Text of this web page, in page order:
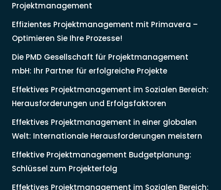
Projektmanagement
Effizientes Projektmanagement mit Primavera –
Optimieren Sie Ihre Prozesse!
Die PMD Gesellschaft für Projektmanagement
mbH: Ihr Partner für erfolgreiche Projekte
Effektives Projektmanagement im Sozialen Bereich:
Herausforderungen und Erfolgsfaktoren
Effektives Projektmanagement in einer globalen
Welt: Internationale Herausforderungen meistern
Effektive Projektmanagement Budgetplanung:
Schlüssel zum Projekterfolg
Effektives Projektmanagement im Sozialen Bereich: